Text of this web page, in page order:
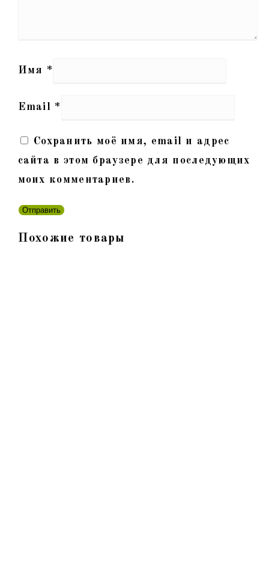
Имя *
Email *
Сохранить моё имя, email и адрес
сайта в этом браузере для последующих
моих комментариев.
Похожие товары